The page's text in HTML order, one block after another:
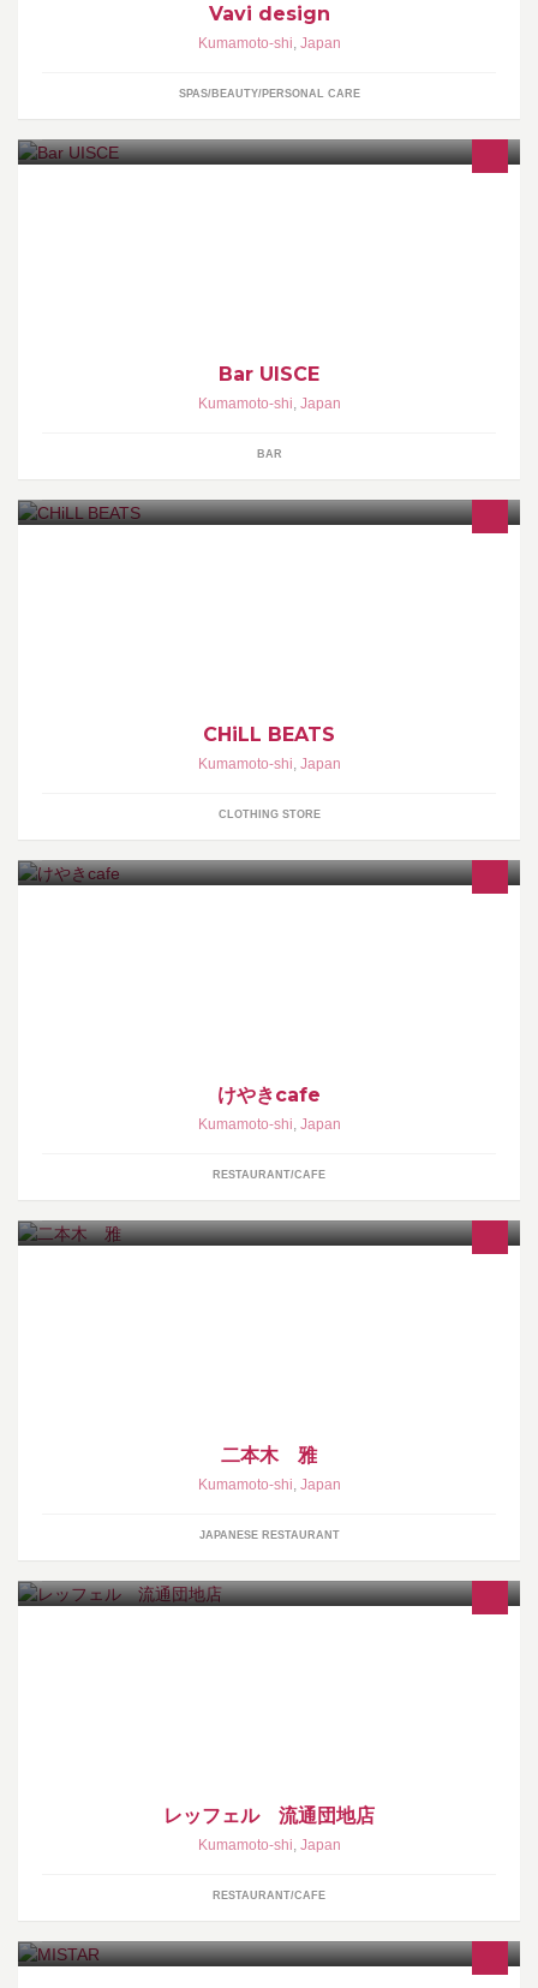
Vavi design
Kumamoto-shi, Japan
SPAS/BEAUTY/PERSONAL CARE
Bar UISCE
Kumamoto-shi, Japan
BAR
CHiLL BEATS
Kumamoto-shi, Japan
CLOTHING STORE
けやきcafe
Kumamoto-shi, Japan
RESTAURANT/CAFE
二本木 雅
Kumamoto-shi, Japan
JAPANESE RESTAURANT
レッフェル 流通団地店
Kumamoto-shi, Japan
RESTAURANT/CAFE